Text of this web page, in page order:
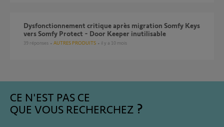
Dysfonctionnement critique après migration Somfy Keys
vers Somfy Protect - Door Keeper inutilisable
39 réponses AUTRES PRODUITS il y a 10 mois
CE N'EST PAS CE
QUE VOUS RECHERCHEZ